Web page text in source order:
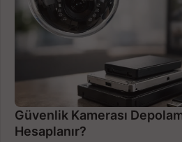
Güvenlik Kamerası
Hesaplanır?